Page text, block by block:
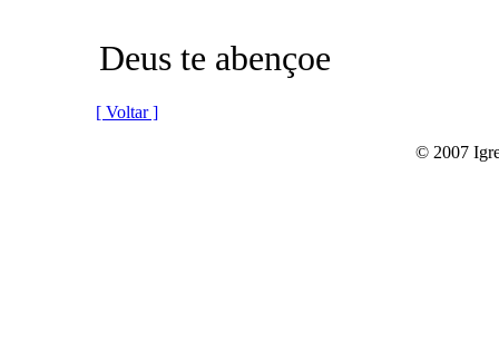
Deus te abençoe
[ Voltar ]
© 2007